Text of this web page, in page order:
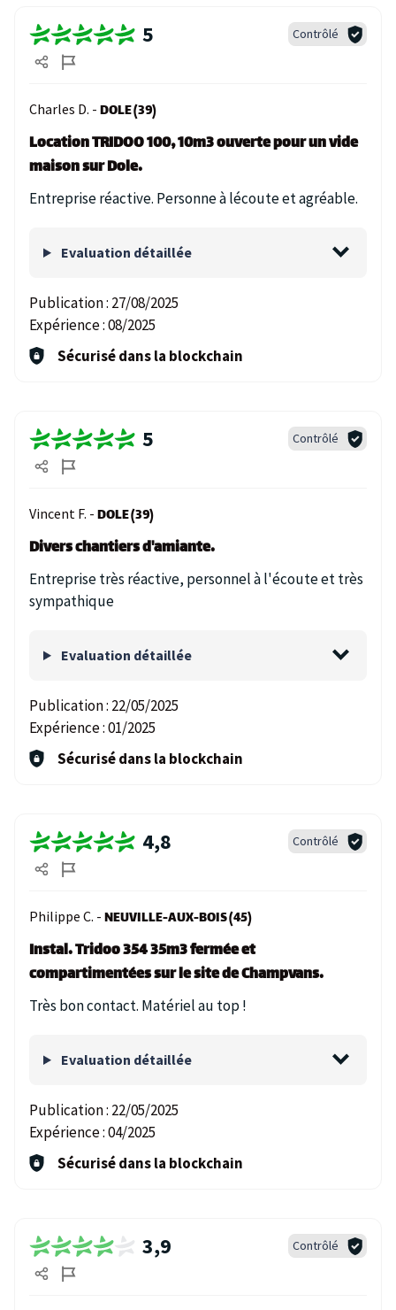
5 Contrôlé
Charles D. - DOLE (39)
Location TRIDOO 100, 10m3 ouverte pour un vide
maison sur Dole.
Entreprise réactive. Personne à lécoute et agréable.
Evaluation détaillée
Publication : 27/08/2025
Expérience :08/2025
Sécurisé dans la blockchain
5 Contrôlé
Vincent F. - DOLE (39)
Divers chantiers d'amiante.
Entreprise très réactive, personnel à l'écoute et très
sympathique
Evaluation détaillée
Publication : 22/05/2025
Expérience :01/2025
Sécurisé dans la blockchain
4,8 Contrôlé
Philippe C. - NEUVILLE-AUX-BOIS (45)
Instal. Tridoo 354 35m3 fermée et
compartimentées sur le site de Champvans.
Très bon contact. Matériel au top !
Evaluation détaillée
Publication : 22/05/2025
Expérience :04/2025
Sécurisé dans la blockchain
3,9 Contrôlé